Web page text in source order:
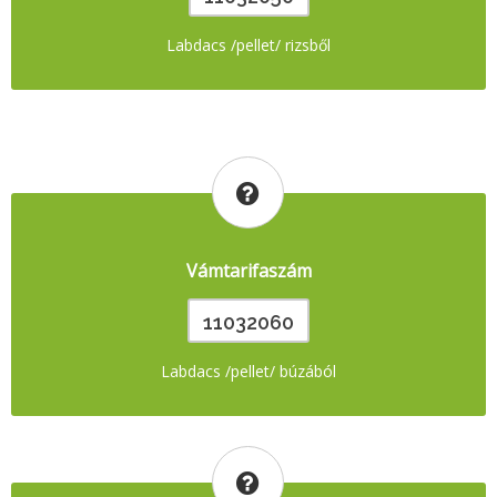
Labdacs /pellet/ rizsből
Vámtarifaszám
11032060
Labdacs /pellet/ búzából